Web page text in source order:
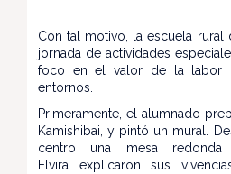
Con tal motivo, la escuela rural
jornada de actividades
foco en el valor de la labor
entornos.
Primeramente, el alumnado
Kamishibai, y pintó un mural.
centro una mesa
Elvira explicaron sus